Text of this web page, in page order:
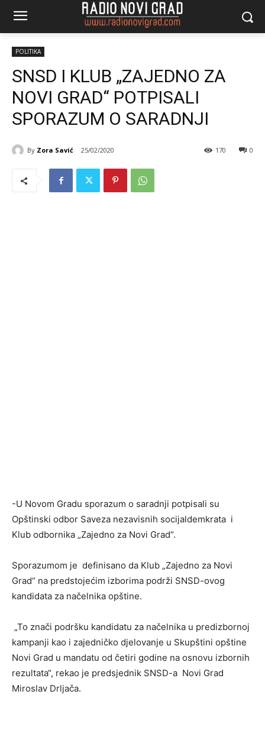
POLITIKA
SNSD I KLUB „ZAJEDNO ZA
NOVI GRAD“ POTPISALI
SPORAZUM O SARADNJI
By Zora Savić 25/02/2020 0
170
-U Novom Gradu sporazum o saradnji potpisali su
Opštinski odbor Saveza nezavisnih socijaldemkrata i
Klub odbornika „Zajedno za Novi Grad“.
Sporazumom je definisano da Klub „Zajedno za Novi
Grad“ na predstojećim izborima podrži SNSD-ovog
kandidata za načelnika opštine.
„To znači podršku kandidatu za načelnika u predizbornoj
kampanji kao i zajedničko djelovanje u Skupštini opštine
Novi Grad u mandatu od četiri godine na osnovu izbornih
rezultata“, rekao je predsjednik SNSD-a Novi Grad
Miroslav Drljača.